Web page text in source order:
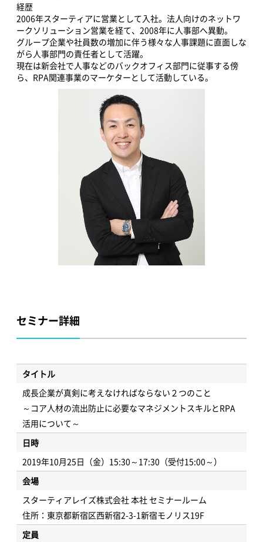
経歴
2006年スターティアに営業として入社。法人向けのネットワ
ークソリューション営業を経て、2008年に人事部へ異動。
グループ企業や社員数の増加に伴う様々な人事課題に直面しな
がら人事部門の責任者として活躍。
現在は新会社で人事などのバックオフィス部門に従事する傍
ら、RPA関連事業のマーケターとして活動している。
セミナー詳細
タイトル
成長企業が真剣に考えなければならない２つのこと
～コア人材の流出防止に必要なマネジメントスキルとRPA
活用について～
日時
2019年10月25日（金）15:30～17:30（受付15:00～）
会場
スターティアレイズ株式会社 本社 セミナールーム
住所：東京都新宿区西新宿2-3-1新宿モノリス19F
定員